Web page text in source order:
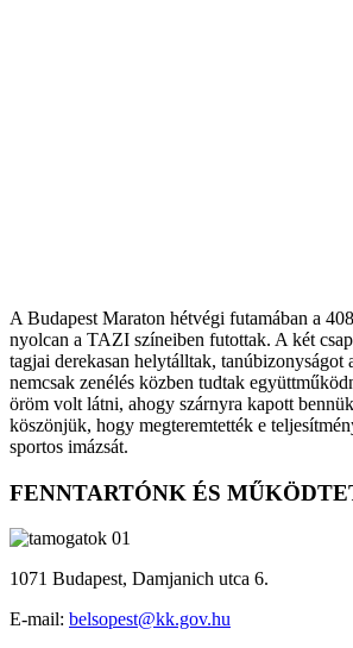
A Budapest Maraton hétvégi futamában a
nyolcan a TAZI színeiben futottak. A két
tagjai derekasan helytálltak, tanúbizonyságot
nemcsak zenélés közben tudtak
öröm volt látni, ahogy szárnyra kapott
köszönjük, hogy megteremtették e
sportos imázsát.
FENNTARTÓNK ÉS
1071 Budapest, Damjanich utca 6.
E-mail: belsopest@kk.gov.hu